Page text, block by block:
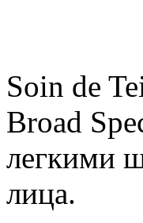
Soin de
Broad
легкими
лица.